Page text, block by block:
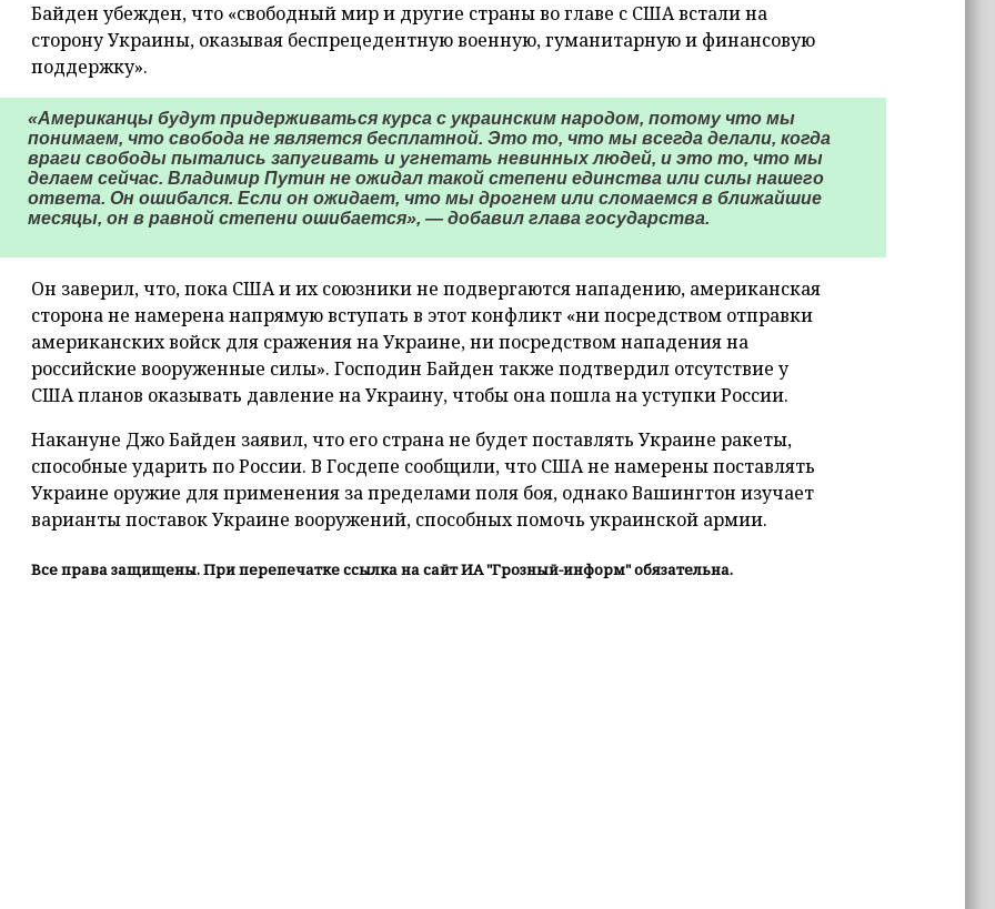
Байден убежден, что «свободный мир и другие страны во главе с США встали на
сторону Украины, оказывая беспрецедентную военную, гуманитарную и финансовую
поддержку».
«Американцы будут придерживаться курса с украинским народом, потому что мы
понимаем, что свобода не является бесплатной. Это то, что мы всегда делали, когда
враги свободы пытались запугивать и угнетать невинных людей, и это то, что мы
делаем сейчас. Владимир Путин не ожидал такой степени единства или силы нашего
ответа. Он ошибался. Если он ожидает, что мы дрогнем или сломаемся в ближайшие
месяцы, он в равной степени ошибается», — добавил глава государства.
Он заверил, что, пока США и их союзники не подвергаются нападению, американская
сторона не намерена напрямую вступать в этот конфликт «ни посредством отправки
американских войск для сражения на Украине, ни посредством нападения на
российские вооруженные силы». Господин Байден также подтвердил отсутствие у
США планов оказывать давление на Украину, чтобы она пошла на уступки России.
Накануне Джо Байден заявил, что его страна не будет поставлять Украине ракеты,
способные ударить по России. В Госдепе сообщили, что США не намерены поставлять
Украине оружие для применения за пределами поля боя, однако Вашингтон изучает
варианты поставок Украине вооружений, способных помочь украинской армии.
Все права защищены. При перепечатке ссылка на сайт ИА "Грозный-информ" обязательна.